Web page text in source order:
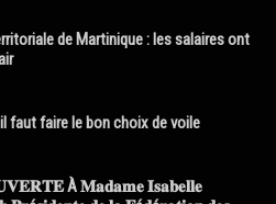
de Martinique : les salaires ont
faut faire le bon choix de voile
À 𝐌𝐚𝐝𝐚𝐦𝐞 𝐈𝐬𝐚𝐛𝐞𝐥𝐥𝐞